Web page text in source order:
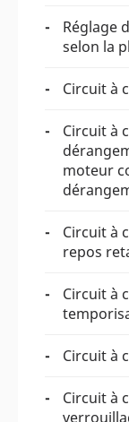
Réglage
selon la
Circuit à
Circuit à
moteur
Circuit à
repos
Circuit à
Circuit à
Circuit à